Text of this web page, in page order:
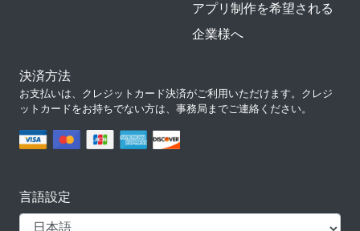
アプリ制作を希望される
企業様へ
決済方法
お支払いは、クレジットカード決済がご利用いただけます。クレジ
ットカードをお持ちでない方は、事務局までご連絡ください。
言語設定